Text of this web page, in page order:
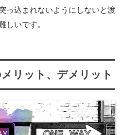
っ込まれないようにしないと渡
しいです。
リット、デメリット